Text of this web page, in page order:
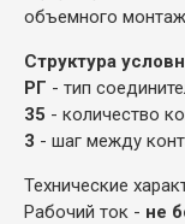
объемного
Структура
РГ - тип
35 - количество
3 - шаг между
Технические
Рабочий ток - не